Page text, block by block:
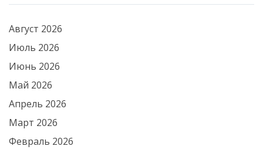
Август 2026
Июль 2026
Июнь 2026
Май 2026
Апрель 2026
Март 2026
Февраль 2026